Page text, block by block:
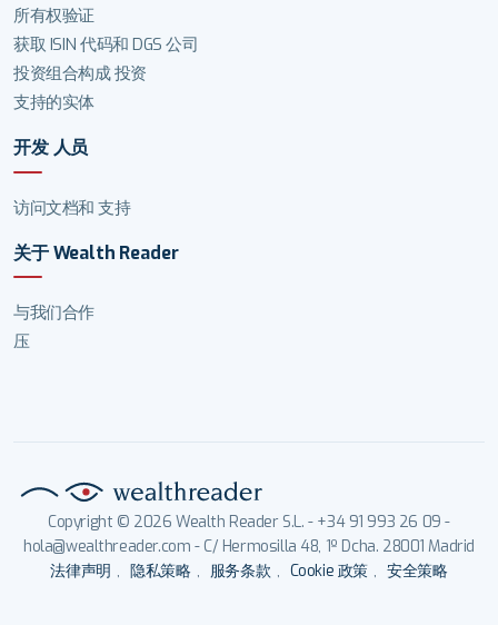
所有权验证
获取 ISIN 代码和 DGS 公司
投资组合构成 投资
支持的实体
开发 人员
访问文档和 支持
关于 Wealth Reader
与我们合作
压
Copyright © 2026 Wealth Reader S.L. - +34 91 993 26 09 -
hola@wealthreader.com - C/ Hermosilla 48, 1º Dcha. 28001 Madrid
法律声明 , 隐私策略 , 服务条款 , Cookie 政策 , 安全策略